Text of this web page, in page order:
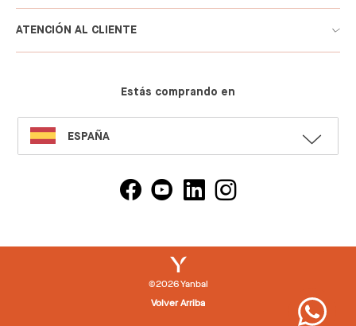
ATENCIÓN AL CLIENTE
Estás comprando en
SELECT
LANGUAGE
ESPAÑA
©2026 Yanbal
Volver Arriba